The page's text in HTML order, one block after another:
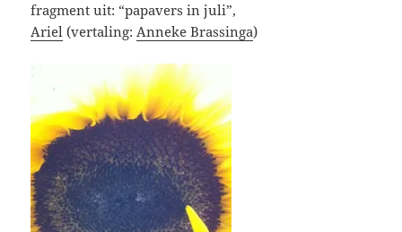
fragment uit: “papavers in juli”,
Ariel (vertaling:Anneke Brassinga)